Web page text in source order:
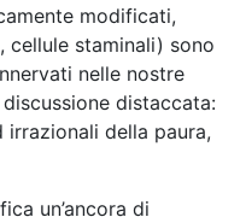
modificati,
cellule staminali) sono
nelle nostre
distaccata:
della paura,
un’ancora di